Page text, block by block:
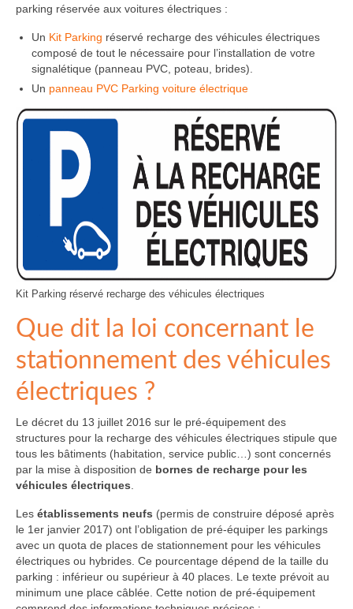
parking réservée aux voitures électriques :
Un Kit Parking réservé recharge des véhicules électriques
composé de tout le nécessaire pour l’installation de votre
signalétique (panneau PVC, poteau, brides).
Un panneau PVC Parking voiture électrique
Kit Parking réservé recharge des véhicules électriques
Que dit la loi concernant le
stationnement des véhicules
électriques ?
Le décret du 13 juillet 2016 sur le pré-équipement des
structures pour la recharge des véhicules électriques stipule que
tous les bâtiments (habitation, service public…) sont concernés
par la mise à disposition de bornes de recharge pour les
véhicules électriques
Les établissements neufs (permis de construire déposé après
le 1er janvier 2017) ont l’obligation de pré-équiper les parkings
avec un quota de places de stationnement pour les véhicules
électriques ou hybrides. Ce pourcentage dépend de la taille du
parking : inférieur ou supérieur à 40 places. Le texte prévoit au
minimum une place câblée. Cette notion de pré-équipement